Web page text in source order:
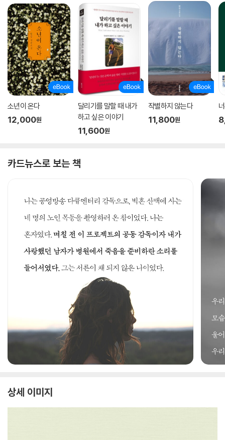
소년이 온다
12,000원
달리기를 말할 때 내가
하고 싶은 이야기
11,600원
작별하지 않는다
11,800원
카드뉴스로 보는 책
상세 이미지